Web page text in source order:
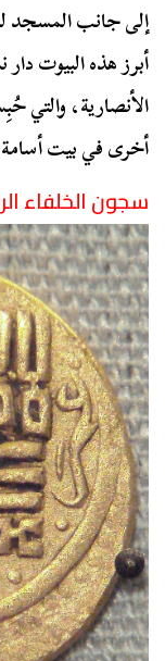
إلى جانب المسجد
أبرز هذه البيوت
الأنصارية، والتي
أخرى في بيت
سجون الخلفاء